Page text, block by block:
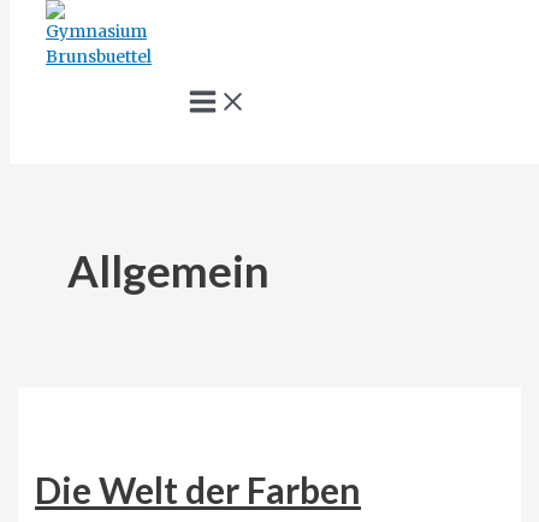
Inhalt
springen
Main
Menu
Allgemein
Die Welt der Farben